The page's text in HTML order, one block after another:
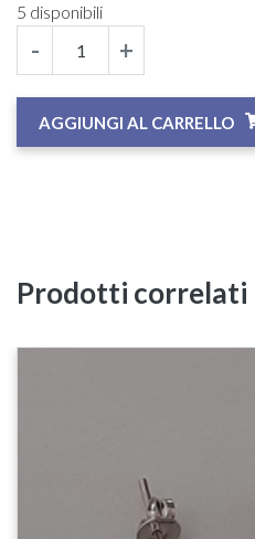
5 disponibili
- +
AGGIUNGI AL CARRELLO
Prodotti correlati